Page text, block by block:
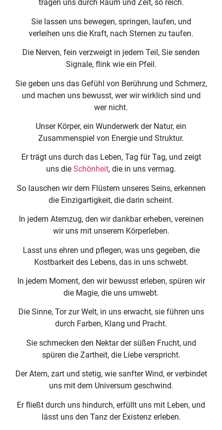
tragen uns durch Raum und Zeit, so reich.
Sie lassen uns bewegen, springen, laufen, und
verleihen uns die Kraft, nach Sternen zu taufen.
Die Nerven, fein verzweigt in jedem Teil, Sie senden
Signale, flink wie ein Pfeil.
Sie geben uns das Gefühl von Berührung und Schmerz,
und machen uns bewusst, wer wir wirklich sind und
wer nicht.
Unser Körper, ein Wunderwerk der Natur, ein
Zusammenspiel von Energie und Struktur.
Er trägt uns durch das Leben, Tag für Tag, und zeigt
uns die Schönheit, die in uns vermag.
So lauschen wir dem Flüstern unseres Seins, erkennen
die Einzigartigkeit, die darin scheint.
In jedem Atemzug, den wir dankbar erheben, vereinen
wir uns mit unserem Körperleben.
Lasst uns ehren und pflegen, was uns gegeben, die
Kostbarkeit des Lebens, das in uns schwebt.
In jedem Moment, den wir bewusst erleben, spüren wir
die Magie, die uns umwebt.
Die Sinne, Tor zur Welt, in uns erwacht, sie führen uns
durch Farben, Klang und Pracht.
Sie schmecken den Nektar der süßen Frucht, und
spüren die Zartheit, die Liebe verspricht.
Der Atem, zart und stetig, wie sanfter Wind, er verbindet
uns mit dem Universum geschwind.
Er fließt durch uns hindurch, erfüllt uns mit Leben, und
lässt uns den Tanz der Existenz erleben.